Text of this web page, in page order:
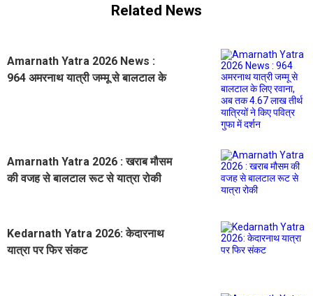
Related News
Amarnath Yatra 2026 News :
964 अमरनाथ यात्री जम्मू से बालटाल के
Amarnath Yatra 2026 : खराब मौसम
की वजह से बालटाल रूट से यात्रा रोकी
Kedarnath Yatra 2026: केदारनाथ
यात्रा पर फिर संकट